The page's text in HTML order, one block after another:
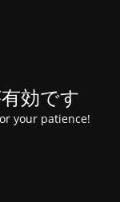
効です
your patience!